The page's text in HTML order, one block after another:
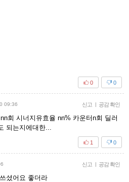
0
0
09:36 신고 | 공감 확인
회 시너지유효율 nn% 카운터n회 딜러
되는지에대한...
0
1
신고 | 공감 확인
셨어요 좋더라